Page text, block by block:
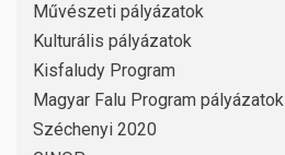
Művészeti pályázatok
Kulturális pályázatok
Kisfaludy Program
Magyar Falu Program pályázatok
Széchenyi 2020